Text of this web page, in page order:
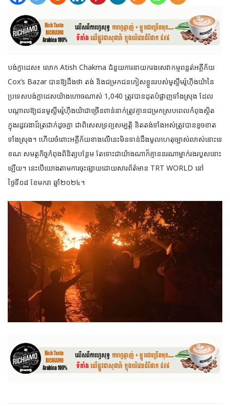
បង់ក្លាដេស៖ លោក Atish Chakma ជំនួយការនាយករងសេវាកម្មពន្លត់អគ្គីភ័យ
Cox’s Bazar បានឱ្យដឹងថា តង់ និងជម្រកជនភៀសខ្លួនរបស់មូស្លីមរ៉ូហ៊ីងយ៉ានៃ
ប្រទេសបង់ក្លាដេសយ៉ាងហោចណាស់ 1,040 ត្រូវបានដុតបំផ្លាញទាំងស្រុង ដែល
បណ្តាលឱ្យជនមូស្លីមរ៉ូហ៊ីងយ៉ាជាច្រើនពាន់នាក់ត្រូវគ្មានជម្រកស្របពេលកំពុងស្ថិត
ក្នុងរដូវរងាដ៏ត្រជាក់ដូចគ្នា ជាពិសេសទ្រព្យសម្បត្តិ និតតង់ទាំងអស់ត្រូវបានខូចខាត
ទាំងស្រុង។ ហើយចំពោះអគ្គីភ័យខាងលើនេះមិនទាន់ដឹងមូលហេតុច្បាស់លាស់នោះទេ
ខណៈសមត្ថកិច្ចកំពុងពិនិត្យបន្ថែម តែទោះជាយ៉ាងណាក៏គ្មាននរណាម្នាក់រងរបួសនោះ
ឡើយ។ នេះបើយោងតាមការចុះផ្សាយដោយសារព័ត៌មាន TRT WORLD នៅ
ថ្ងៃទី០៨ ខែមករា ឆ្នាំ២០២៤។